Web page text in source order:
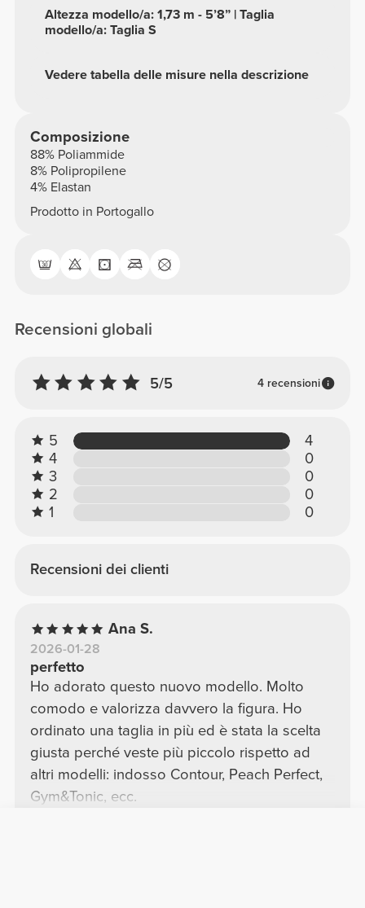
Vedere tabella delle misure nella descrizione
Altezza modello/a: 1,73 m - 5’8” | Taglia
modello/a: Taglia S
Composizione
88% Poliammide
8% Polipropilene
4% Elastan
Prodotto in Portogallo
Recensioni globali
5/5 4 recensioni
5
4
4
0
3
0
2
0
1
0
Recensioni dei clienti
Ana S.
2026-01-28
perfetto
Ho adorato questo nuovo modello. Molto
comodo e valorizza davvero la figura. Ho
ordinato una taglia in più ed è stata la scelta
giusta perché veste più piccolo rispetto ad
altri modelli: indosso Contour, Peach Perfect,
Gym&Tonic, ecc.